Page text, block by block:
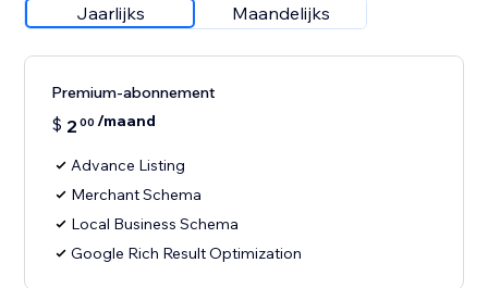
Jaarlijks Maandelijks
Premium-abonnement
$ 2 00 /maand
Advance Listing
Merchant Schema
Local Business Schema
Google Rich Result Optimization